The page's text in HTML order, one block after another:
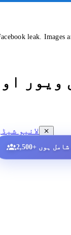
leak. Images
ویور
لائیو